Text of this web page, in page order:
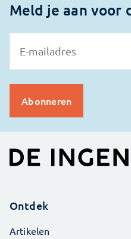
Meld je aan voor
Ontdek
Artikelen